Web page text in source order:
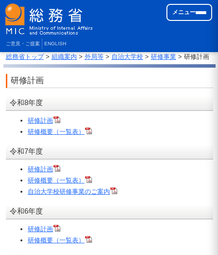
ご意見・ご提案 ENGLISH
メニュー
総務省トップ> 組織案内 > 外局等> 自治大学校> 研修事業> 研修計画
研修計画
令和8年度
研修計画
研修概要（一覧表）
令和7年度
研修計画
研修概要（一覧表）
自治大学校研修事業のご案内
令和6年度
研修計画
研修概要（一覧表）